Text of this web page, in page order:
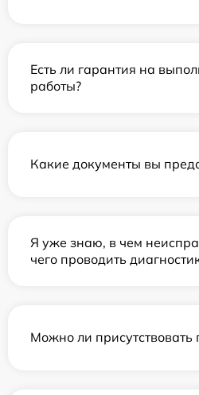
Есть ли гарантия на
работы?
Какие документы вы
Я уже знаю, в чем
чего проводить
Можно ли присутствовать